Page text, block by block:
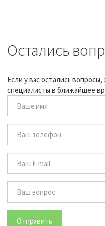
Остались
Если у вас остались
специалисты в ближайшее
Отправить